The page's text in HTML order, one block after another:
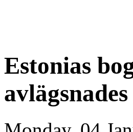
Estonias